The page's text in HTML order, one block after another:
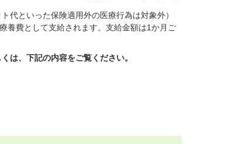
代といった保険適用外の医療行為は対象外）
養費として支給されます。支給金額は1か月ご
は、下記の内容をご覧ください。